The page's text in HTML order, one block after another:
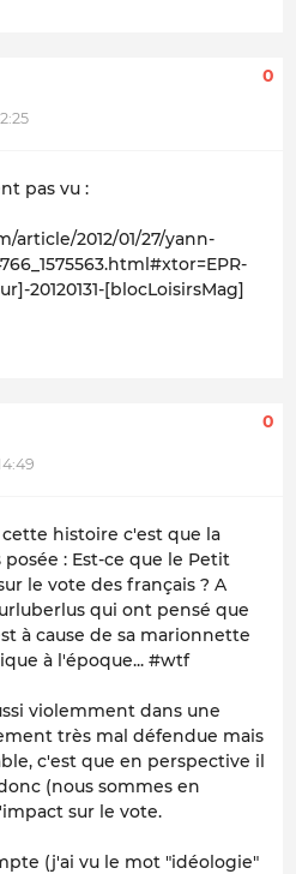
0
pas vu :
2012/01/27/yann-
20120131-[blocLoisirsMag]
0
histoire c'est que la
: Est-ce que le Petit
le vote des français ? A
qui ont pensé que
à cause de sa marionnette
à l'époque... #wtf
violemment dans une
très mal défendue mais
c'est que en perspective il
(nous sommes en
sur le vote.
(j'ai vu le mot "idéologie"